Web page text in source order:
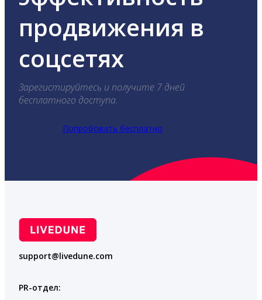
продвижения в
соцсетях
Зарегистируйтесь и получите 7 дней
бесплатного доступа.
Попробовать бесплатно
support@livedune.com
PR-отдел: